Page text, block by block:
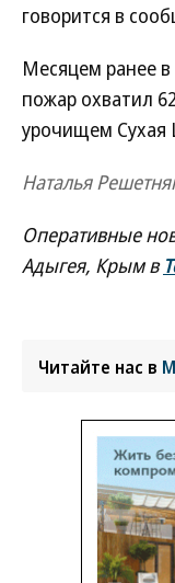
говорится в
Месяцем ранее в
пожар охватил
урочищем
Наталья
Оперативные
Адыгея, Крым в
Читайте нас в